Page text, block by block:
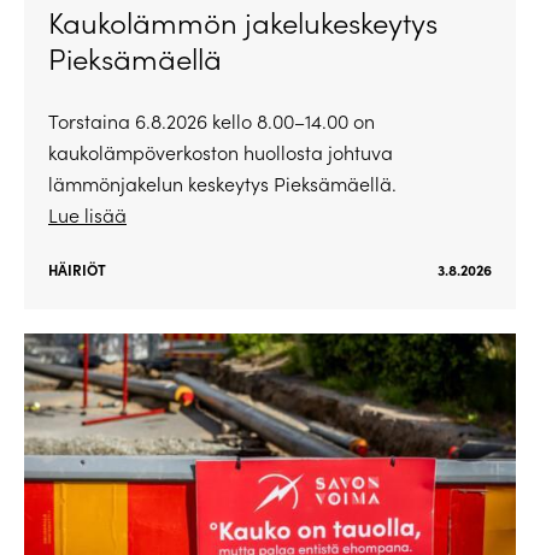
Kaukolämmön jakelukeskeytys
Pieksämäellä
Torstaina 6.8.2026 kello 8.00–14.00 on
kaukolämpöverkoston huollosta johtuva
lämmönjakelun keskeytys Pieksämäellä.
Lue lisää
HÄIRIÖT 3.8.2026